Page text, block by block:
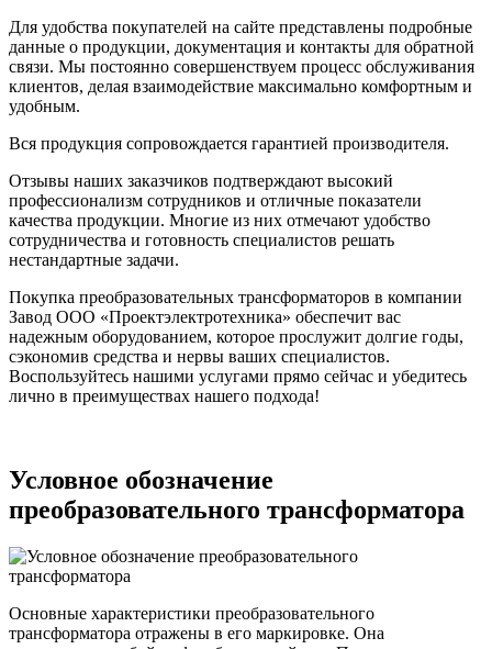
Для удобства покупателей на сайте представлены подробные
данные о продукции, документация и контакты для обратной
связи. Мы постоянно совершенствуем процесс обслуживания
клиентов, делая взаимодействие максимально комфортным и
удобным.
Вся продукция сопровождается гарантией производителя.
Отзывы наших заказчиков подтверждают высокий
профессионализм сотрудников и отличные показатели
качества продукции. Многие из них отмечают удобство
сотрудничества и готовность специалистов решать
нестандартные задачи.
Покупка преобразовательных трансформаторов в компании
Завод ООО «Проектэлектротехника» обеспечит вас
надежным оборудованием, которое прослужит долгие годы,
сэкономив средства и нервы ваших специалистов.
Воспользуйтесь нашими услугами прямо сейчас и убедитесь
лично в преимуществах нашего подхода!
Условное обозначение
преобразовательного трансформатора
Основные характеристики преобразовательного
трансформатора отражены в его маркировке. Она